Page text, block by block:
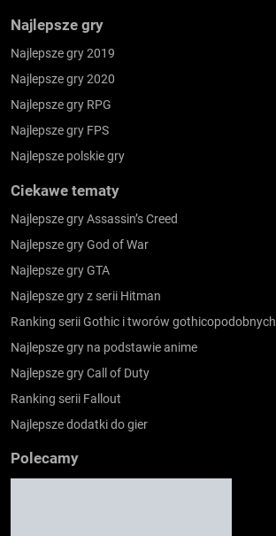
Najlepsze gry
Najlepsze gry 2019
Najlepsze gry 2020
Najlepsze gry RPG
Najlepsze gry FPS
Najlepsze polskie gry
Ciekawe tematy
Najlepsze gry Assassin’s Creed
Najlepsze gry God of War
Najlepsze gry GTA
Najlepsze gry z serii Hitman
Ranking serii Gothic i tworów gothicopodobnych
Najlepsze gry na podstawie anime
Najlepsze gry Call of Duty
Ranking serii Fallout
Najlepsze dodatki do gier
Polecamy